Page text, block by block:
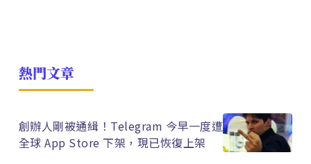
熱門文章
創辦人剛被通緝！Telegram 今早一度遭
全球 App Store 下架，現已恢復上架